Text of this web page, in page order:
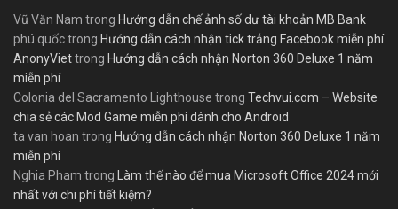
Vũ Văn Nam trong Hướng dẫn chế ảnh số dư tài khoản MB Bank
phú quốctrong Hướng dẫn cách nhận tick trắng Facebook miễn phí
AnonyViettrong Hướng dẫn cách nhận Norton 360 Deluxe 1 năm
miễn phí
Colonia del Sacramento Lighthouse trong Techvui.com – Website
chia sẻ các Mod Game miễn phí dành cho Android
ta van hoan trong Hướng dẫn cách nhận Norton 360 Deluxe 1 năm
miễn phí
Nghia Pham trong Làm thế nào để mua Microsoft Office 2024 mới
nhất với chi phí tiết kiệm?